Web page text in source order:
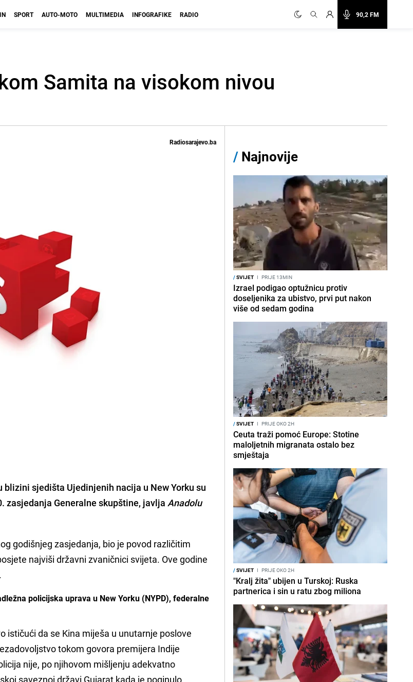
90,2 FM
SPORT AUTO-MOTO MULTIMEDIA INFOGRAFIKE RADIO
Samita na visokom nivou
Radiosarajevo.ba
sjedišta Ujedinjenih nacija u New Yorkusu
Generalne skupštine, javlja Anadolu
godišnjeg zasjedanja, bio je povod različitim
najviši državni zvaničnici svijeta. Ove godine
policijska uprava u New Yorku (NYPD), federalne
ističući da se Kina miješa u unutarnje poslove
tokom govora premijera Indije
nije, po njihovom mišljenju adekvatno
saveznoj državi Gujarat kada je poginulo
/ Najnovije
/SVIJET I PRIJE 13MIN
Izrael podigao optužnicu protiv
doseljenika za ubistvo, prvi put nakon
više od sedam godina
/SVIJET I PRIJE OKO 2H
Ceuta traži pomoć Europe: Stotine
maloljetnih migranata ostalo bez
smještaja
/SVIJET I PRIJE OKO 2H
"Kralj žita" ubijen u Turskoj: Ruska
partnerica i sin u ratu zbog miliona